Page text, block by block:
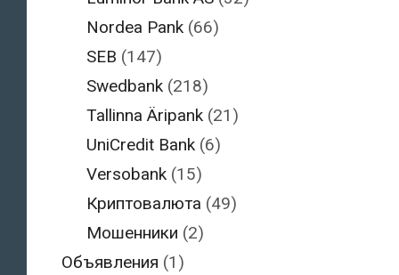
Nordea Pank (66)
SEB (147)
Swedbank (218)
Tallinna Äripank (21)
UniCredit Bank (6)
Versobank (15)
Криптовалюта (49)
Мошенники (2)
Объявления (1)